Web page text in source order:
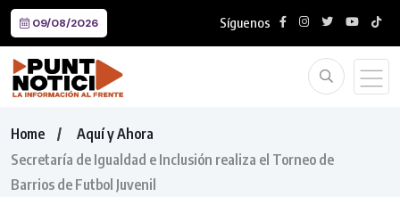
09/08/2026 Síguenos
Home
Aquí y Ahora
Secretaría de Igualdad e Inclusión realiza el Torneo de
Barrios de Futbol Juvenil